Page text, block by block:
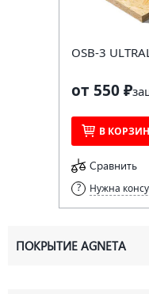
OSB-3
от 550 ₽за
В
Сравнить
Нужна
ПОКРЫТИЕ AGNETA